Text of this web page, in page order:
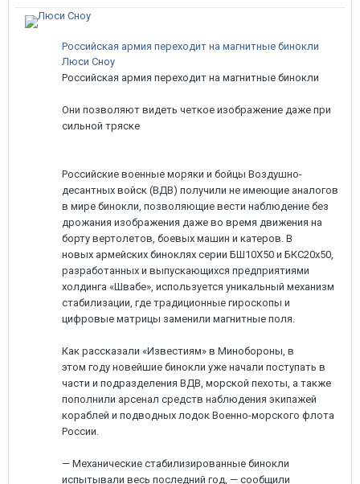
Российская армия переходит на магнитные бинокли
Люси Сноу
Российская армия переходит на магнитные бинокли
Они позволяют видеть четкое изображение даже при
сильной тряске
Российские военные моряки и бойцы Воздушно-
десантных войск (ВДВ) получили не имеющие аналогов
в мире бинокли, позволяющие вести наблюдение без
дрожания изображения даже во время движения на
борту вертолетов, боевых машин и катеров. В
новых армейских биноклях серии БШ10Х50 и БКС20х50,
разработанных и выпускающихся предприятиями
холдинга «Швабе», используется уникальный механизм
стабилизации, где традиционные гироскопы и
цифровые матрицы заменили магнитные поля.
Как рассказали «Известиям» в Минобороны, в
этом году новейшие бинокли уже начали поступать в
части и подразделения ВДВ, морской пехоты, а также
пополнили арсенал средств наблюдения экипажей
кораблей и подводных лодок Военно-морского флота
России.
— Механические стабилизированные бинокли
испытывали весь последний год, — сообщили